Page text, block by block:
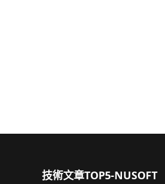
技術文章TOP5-NUSOFT